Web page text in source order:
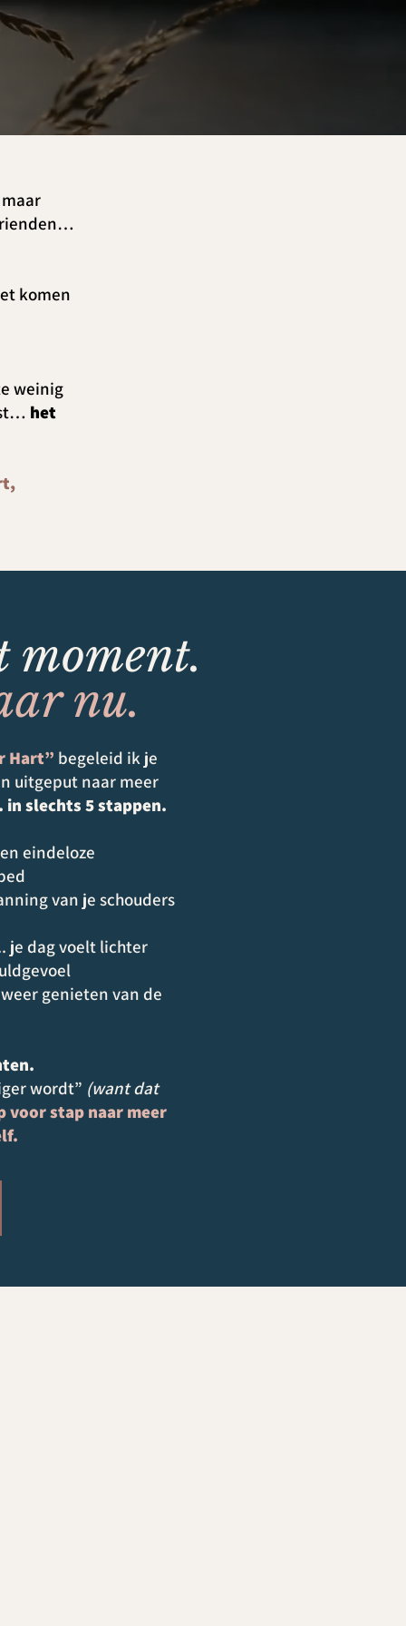
komen
weinig
het
nu.
Hart” begeleid ik je
uitgeput naar meer
slechts 5 stappen.
eindeloze
van je schouders
je dag voelt lichter
genieten van de
wordt” (want dat
voor stap naar meer